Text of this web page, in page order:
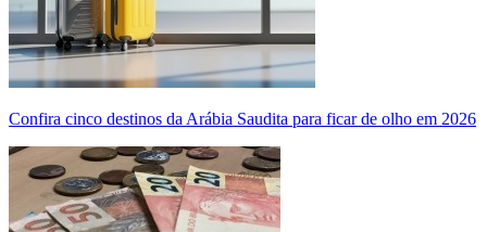
Confira cinco destinos da Arábia Saudita para ficar de olho em 2026